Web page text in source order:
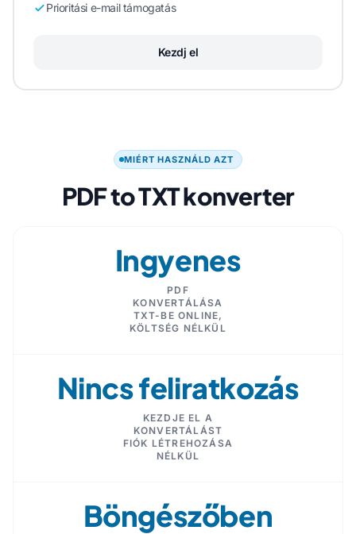
Prioritási e-mail támogatás
Kezdj el
MIÉRT HASZNÁLD AZT
PDF to TXT konverter
Ingyenes
PDF
KONVERTÁLÁSA
TXT-BE ONLINE,
KÖLTSÉG NÉLKÜL
Nincs feliratkozás
KEZDJE EL A
KONVERTÁLÁST
FIÓK LÉTREHOZÁSA
NÉLKÜL
Böngészőben